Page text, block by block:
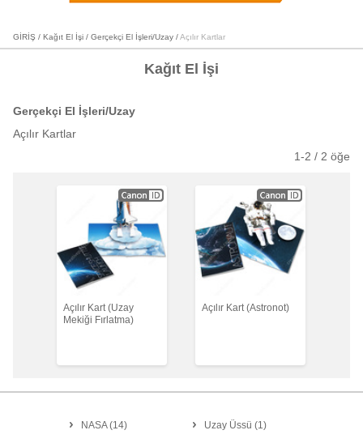
GİRİŞ / Kağıt El İşi / Gerçekçi El İşleri/Uzay /Açılır Kartlar
Kağıt El İşi
Gerçekçi El İşleri/Uzay
Açılır Kartlar
1-2 / 2 öğe
Açılır Kart (Uzay
Mekiği Fırlatma)
Açılır Kart (Astronot)
NASA(14) Uzay Üssü (1)